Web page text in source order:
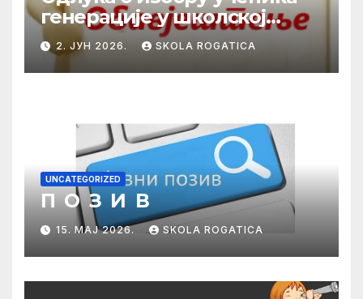
генерације у школској
2025/2026. години
2. ЈУН 2026. SKOLA ROGATICA
UNCATEGORIZED
П О З И В
15. МАЈ 2026. SKOLA ROGATICA